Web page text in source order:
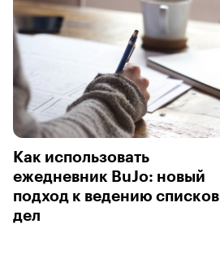
Как использовать
ежедневник BuJo: новый
подход к ведению списков
дел